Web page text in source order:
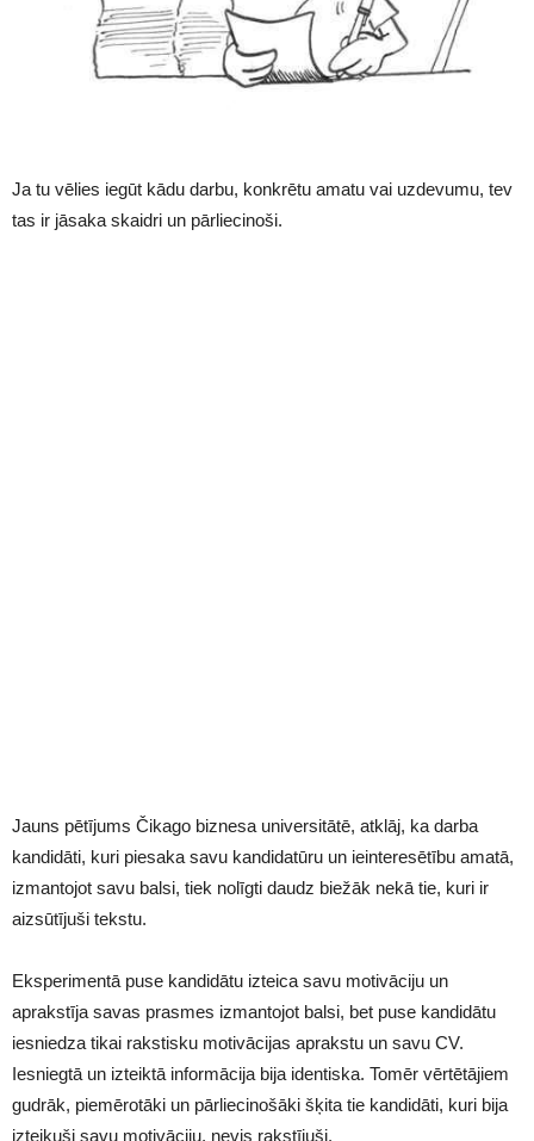
Ja tu vēlies iegūt kādu darbu, konkrētu amatu vai uzdevumu, tev
tas ir jāsaka skaidri un pārliecinoši.
Jauns pētījums Čikago biznesa universitātē, atklāj, ka darba
kandidāti, kuri piesaka savu kandidatūru un ieinteresētību amatā,
izmantojot savu balsi, tiek nolīgti daudz biežāk nekā tie, kuri ir
aizsūtījuši tekstu.
Eksperimentā puse kandidātu izteica savu motivāciju un
aprakstīja savas prasmes izmantojot balsi, bet puse kandidātu
iesniedza tikai rakstisku motivācijas aprakstu un savu CV.
Iesniegtā un izteiktā informācija bija identiska. Tomēr vērtētājiem
gudrāk, piemērotāki un pārliecinošāki šķita tie kandidāti, kuri bija
izteikuši savu motivāciju, nevis rakstījuši.